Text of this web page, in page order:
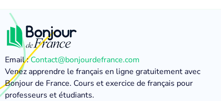
Email :Contact@bonjourdefrance.com
Venez apprendre le français en ligne gratuitement avec
Bonjour de France. Cours et exercice de français pour
professeurs et étudiants.